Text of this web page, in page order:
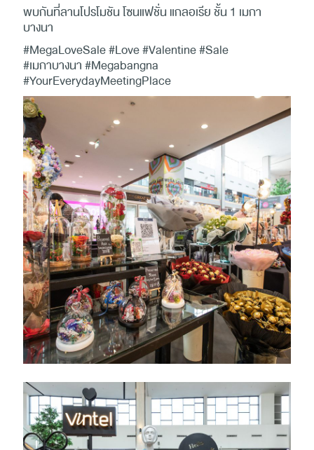
พบกันที่ลานโปรโมชัน โซนแฟชั่น แกลอเรีย ชั้น 1 เมกา
บางนา
#MegaLoveSale #Love #Valentine #Sale
#เมกาบางนา #Megabangna
#YourEverydayMeetingPlace